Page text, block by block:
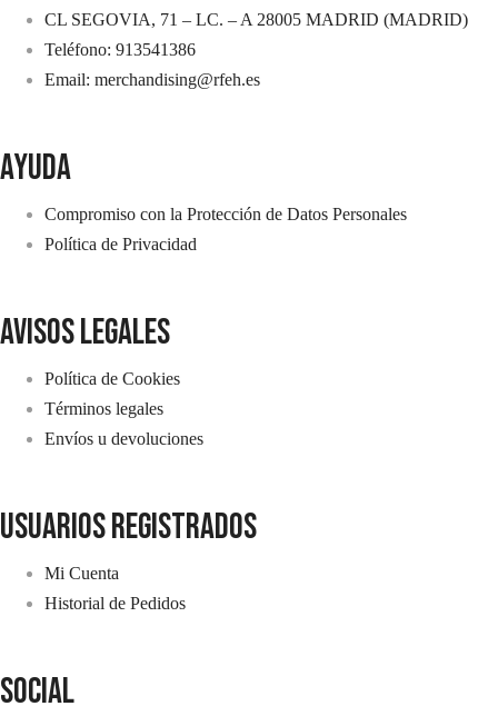
CL SEGOVIA, 71 – LC. – A 28005 MADRID (MADRID)
Teléfono: 913541386
Email: merchandising@rfeh.es
AYUDA
Compromiso con la Protección de Datos Personales
Política de Privacidad
avisos legales
Política de Cookies
Términos legales
Envíos u devoluciones
usuarios registrados
Mi Cuenta
Historial de Pedidos
SOCIAL